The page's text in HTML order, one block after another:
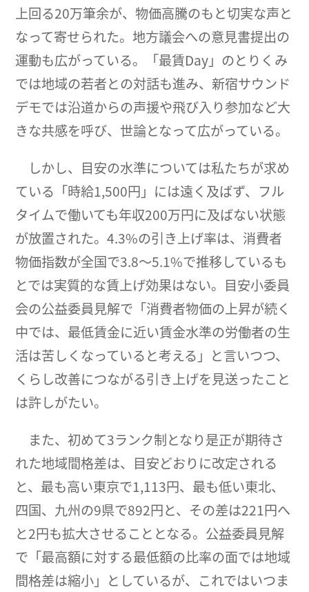
上回る20万筆余が、物価高騰のもと切実な声と
なって寄せられた。地方議会への意見書提出の
運動も広がっている。「最賃Day」のとりくみ
では地域の若者との対話も進み、新宿サウンド
デモでは沿道からの声援や飛び入り参加など大
きな共感を呼び、世論となって広がっている。
しかし、目安の水準については私たちが求め
ている「時給1,500円」には遠く及ばず、フル
タイムで働いても年収200万円に及ばない状態
が放置された。4.3%の引き上げ率は、消費者
物価指数が全国で3.8～5.1%で推移しているも
とでは実質的な賃上げ効果はない。目安小委員
会の公益委員見解で「消費者物価の上昇が続く
中では、最低賃金に近い賃金水準の労働者の生
活は苦しくなっていると考える」と言いつつ、
くらし改善につながる引き上げを見送ったこと
は許しがたい。
また、初めて3ランク制となり是正が期待さ
れた地域間格差は、目安どおりに改定される
と、最も高い東京で1,113円、最も低い東北、
四国、九州の9県で892円と、その差は221円へ
と2円も拡大させることとなる。公益委員見解
で「最高額に対する最低額の比率の面では地域
間格差は縮小」としているが、これではいつま